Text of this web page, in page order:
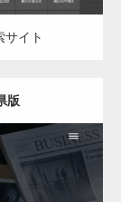
サイト
版